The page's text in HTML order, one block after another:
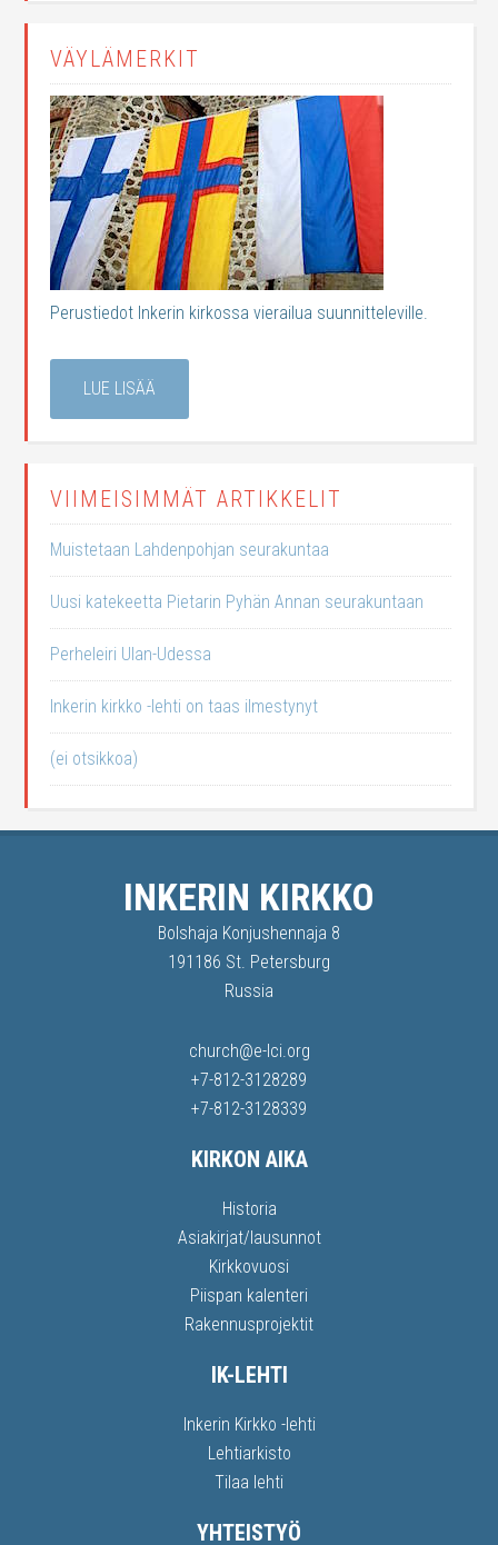
VÄYLÄMERKIT
Perustiedot Inkerin kirkossa vierailua suunnitteleville.
LUE LISÄÄ
VIIMEISIMMÄT ARTIKKELIT
Muistetaan Lahdenpohjan seurakuntaa
Uusi katekeetta Pietarin Pyhän Annan seurakuntaan
Perheleiri Ulan-Udessa
Inkerin kirkko -lehti on taas ilmestynyt
(ei otsikkoa)
INKERIN KIRKKO
Bolshaja Konjushennaja 8
191186 St. Petersburg
Russia
church@e-lci.org
+7-812-3128289
+7-812-3128339
KIRKON AIKA
Historia
Asiakirjat/lausunnot
Kirkkovuosi
Piispan kalenteri
Rakennusprojektit
IK-LEHTI
Inkerin Kirkko -lehti
Lehtiarkisto
Tilaa lehti
YHTEISTYÖ